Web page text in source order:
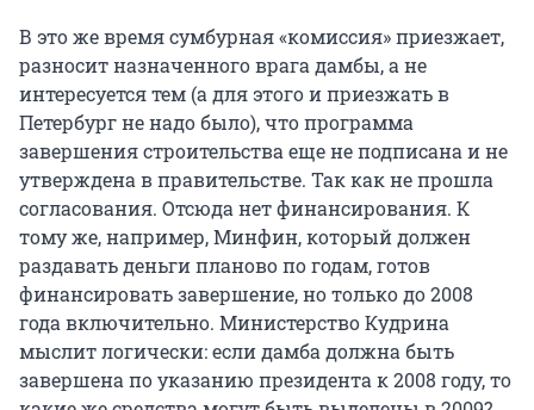
В это же время сумбурная «комиссия» приезжает,
разносит назначенного врага дамбы, а не
интересуется тем (а для этого и приезжать в
Петербург не надо было), что программа
завершения строительства еще не подписана и не
утверждена в правительстве. Так как не прошла
согласования. Отсюда нет финансирования. К
тому же, например, Минфин, который должен
раздавать деньги планово по годам, готов
финансировать завершение, но только до 2008
года включительно. Министерство Кудрина
мыслит логически: если дамба должна быть
завершена по указанию президента к 2008 году, то